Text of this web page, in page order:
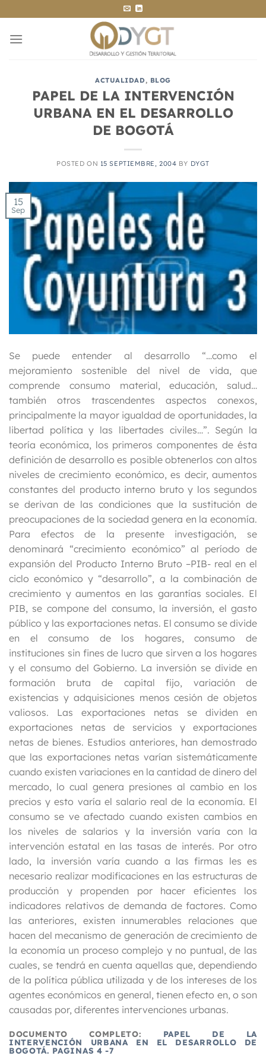
al
contenido
ACTUALIDAD, BLOG
PAPEL DE LA INTERVENCIÓN
URBANA EN EL DESARROLLO
DE BOGOTÁ
POSTED ON 15 SEPTIEMBRE, 2004 BY DYGT
15
Sep
Se puede entender al desarrollo “…como el
mejoramiento sostenible del nivel de vida, que
comprende consumo material, educación, salud…
también otros trascendentes aspectos conexos,
principalmente la mayor igualdad de oportunidades, la
libertad política y las libertades civiles…”. Según la
teoría económica, los primeros componentes de ésta
definición de desarrollo es posible obtenerlos con altos
niveles de crecimiento económico, es decir, aumentos
constantes del producto interno bruto y los segundos
se derivan de las condiciones que la sustitución de
preocupaciones de la sociedad genera en la economía.
Para efectos de la presente investigación, se
denominará “crecimiento económico” al período de
expansión del Producto Interno Bruto –PIB- real en el
ciclo económico y “desarrollo”, a la combinación de
crecimiento y aumentos en las garantías sociales. El
PIB, se compone del consumo, la inversión, el gasto
público y las exportaciones netas. El consumo se divide
en el consumo de los hogares, consumo de
instituciones sin fines de lucro que sirven a los hogares
y el consumo del Gobierno. La inversión se divide en
formación bruta de capital fijo, variación de
existencias y adquisiciones menos cesión de objetos
valiosos. Las exportaciones netas se dividen en
exportaciones netas de servicios y exportaciones
netas de bienes. Estudios anteriores, han demostrado
que las exportaciones netas varían sistemáticamente
cuando existen variaciones en la cantidad de dinero del
mercado, lo cual genera presiones al cambio en los
precios y esto varía el salario real de la economía. El
consumo se ve afectado cuando existen cambios en
los niveles de salarios y la inversión varía con la
intervención estatal en las tasas de interés. Por otro
lado, la inversión varía cuando a las firmas les es
necesario realizar modificaciones en las estructuras de
producción y propenden por hacer eficientes los
indicadores relativos de demanda de factores. Como
las anteriores, existen innumerables relaciones que
hacen del mecanismo de generación de crecimiento de
la economía un proceso complejo y no puntual, de las
cuales, se tendrá en cuenta aquellas que, dependiendo
de la política pública utilizada y de los intereses de los
agentes económicos en general, tienen efecto en, o son
causadas por, diferentes intervenciones urbanas.
DOCUMENTO COMPLETO: PAPEL DE LA
INTERVENCIÓN URBANA EN EL DESARROLLO DE
BOGOTÁ. PAGINAS 4 -7